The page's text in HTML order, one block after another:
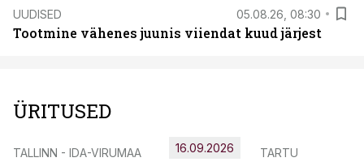
UUDISED 05.08.26, 08:30
Tootmine vähenes juunis viiendat kuud järjest
ÜRITUSED
TALLINN - IDA-VIRUMAA 16.09.2026 TARTU